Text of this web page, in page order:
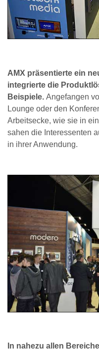
AMX präsentierte ein
integrierte die
Beispiele. Angefangen
Lounge oder den
Arbeitsecke, wie sie in
sahen die Interessenten
in ihrer Anwendung.
In nahezu allen